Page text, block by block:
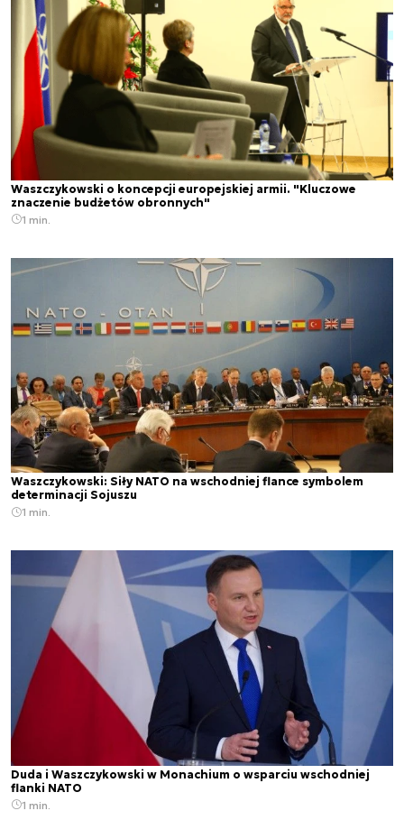
Waszczykowski o koncepcji europejskiej armii. "Kluczowe
znaczenie budżetów obronnych"
1 min.
Waszczykowski: Siły NATO na wschodniej flance symbolem
determinacji Sojuszu
1 min.
Duda i Waszczykowski w Monachium o wsparciu wschodniej
flanki NATO
1 min.